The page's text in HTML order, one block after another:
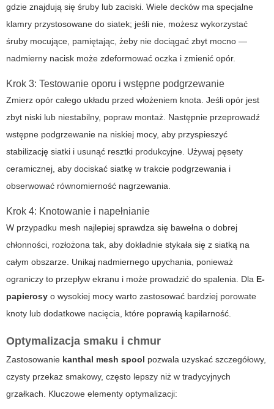
gdzie znajdują się śruby lub zaciski. Wiele decków ma specjalne
klamry przystosowane do siatek; jeśli nie, możesz wykorzystać
śruby mocujące, pamiętając, żeby nie dociągać zbyt mocno —
nadmierny nacisk może zdeformować oczka i zmienić opór.
Krok 3: Testowanie oporu i wstępne podgrzewanie
Zmierz opór całego układu przed włożeniem knota. Jeśli opór jest
zbyt niski lub niestabilny, popraw montaż. Następnie przeprowadź
wstępne podgrzewanie na niskiej mocy, aby przyspieszyć
stabilizację siatki i usunąć resztki produkcyjne. Używaj pęsety
ceramicznej, aby dociskać siatkę w trakcie podgrzewania i
obserwować równomierność nagrzewania.
Krok 4: Knotowanie i napełnianie
W przypadku mesh najlepiej sprawdza się bawełna o dobrej
chłonności, rozłożona tak, aby dokładnie stykała się z siatką na
całym obszarze. Unikaj nadmiernego upychania, ponieważ
ograniczy to przepływ ekranu i może prowadzić do spalenia. Dla E-
papierosy o wysokiej mocy warto zastosować bardziej porowate
knoty lub dodatkowe nacięcia, które poprawią kapilarność.
Optymalizacja smaku i chmur
Zastosowanie kanthal mesh spool pozwala uzyskać szczegółowy,
czysty przekaz smakowy, często lepszy niż w tradycyjnych
grzałkach. Kluczowe elementy optymalizacji: